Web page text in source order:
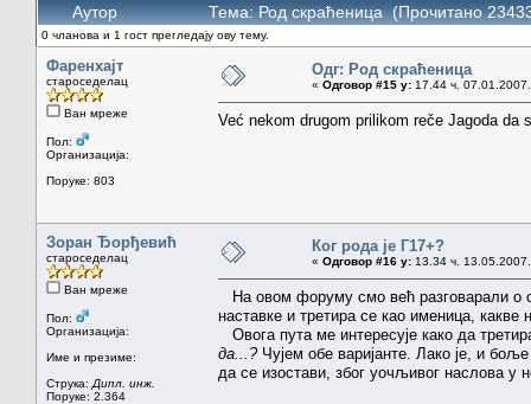
Аутор Тема: Род скраћеница (Прочитано
0 чланова и 1 гост прегледају ову тему.
Фаренхајт
староседелац
Ван мреже
Пол:
Организација:
Поруке: 803
Одг: Род скраћеница
« Одговор #15 у: 17.44 ч.
Već nekom drugom prilikom reče Jagoda
Зоран Ђорђевић
староседелац
Ван мреже
Пол:
Организација:
Име и презиме:
Струка: Дипл. инж.
Поруке: 2.364
Ког рода је Г17+?
« Одговор #16 у: 13.34 ч.
На овом форуму смо већ разговарали о
наставке и третира се као именица,
Овога пута ме интересује како да
да...? Чујем обе варијанте. Лако је, и
да се изостави, због уочљивог наслова у